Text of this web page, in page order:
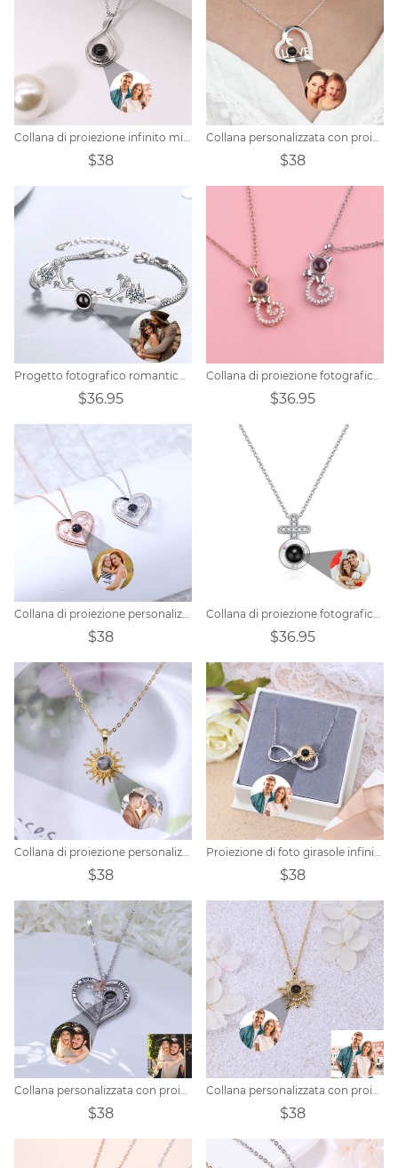
Collana di proiezione infinito minimalista con foto personalizzata
$38
Collana personalizzata con proiezione del cuore
$38
Progetto fotografico romantico personalizzato con corna di bracciale
$36.95
Collana di proiezione fotografica personalizzata-Gatto
$36.95
Collana di proiezione personalizzata - a forma di cuore
$38
Collana di proiezione fotografica personalizzata-Croce
$36.95
Collana di proiezione personalizzata - fiore
$38
Proiezione di foto girasole infinito personalizzata
$38
Collana personalizzata con proiezione di rose a cuore
$38
Collana personalizzata con proiezione di fiori fotografici
$38